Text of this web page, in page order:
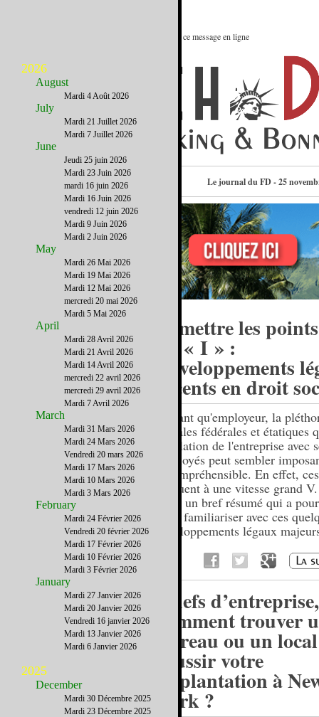
Le meilleur des Etats-Unis : Voir ce message en ligne
Le journal du FD - 25
Remettre les
les « I » :
Développements
récents en droit
En tant qu'employeur, la
sociales fédérales et étatiques
la relation de l'entreprise avec
employés peut sembler
incompréhensible. En effet,
évoluent à une vitesse grand
donc un bref résumé qui a
vous familiariser avec ces
développements légaux
Chefs d’entreprise,
comment trouver
bureau ou un
réussir votre
implantation à
York ?
2026
August
Mardi 4 Août 2026
July
Mardi 21 Juillet 2026
Mardi 7 Juillet 2026
June
Jeudi 25 juin 2026
Mardi 23 Juin 2026
mardi 16 juin 2026
Mardi 16 Juin 2026
vendredi 12 juin 2026
Mardi 9 Juin 2026
Mardi 2 Juin 2026
May
Mardi 26 Mai 2026
Mardi 19 Mai 2026
Mardi 12 Mai 2026
mercredi 20 mai 2026
Mardi 5 Mai 2026
April
Mardi 28 Avril 2026
Mardi 21 Avril 2026
Mardi 14 Avril 2026
mercredi 22 avril 2026
mercredi 29 avril 2026
Mardi 7 Avril 2026
March
Mardi 31 Mars 2026
Mardi 24 Mars 2026
Vendredi 20 mars 2026
Mardi 17 Mars 2026
Mardi 10 Mars 2026
Mardi 3 Mars 2026
February
Mardi 24 Février 2026
Vendredi 20 février 2026
Mardi 17 Février 2026
Mardi 10 Février 2026
Mardi 3 Février 2026
January
Mardi 27 Janvier 2026
Mardi 20 Janvier 2026
Vendredi 16 janvier 2026
Mardi 13 Janvier 2026
Mardi 6 Janvier 2026
2025
December
Mardi 30 Décembre 2025
Mardi 23 Décembre 2025